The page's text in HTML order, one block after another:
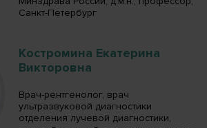
Санкт-Петербург
Костромина Екатерина
Викторовна
Врач-рентгенолог, врач
ультразвуковой диагностики
отделения лучевой диагностики,